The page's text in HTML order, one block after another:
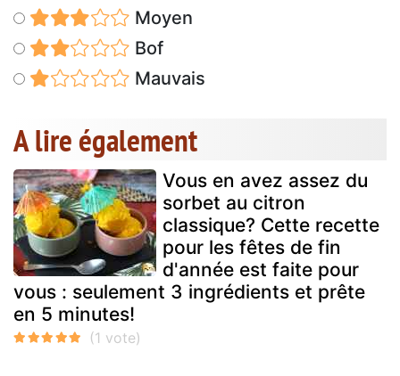
Moyen
Bof
Mauvais
A lire également
Vous en avez assez du
sorbet au citron
classique? Cette recette
pour les fêtes de fin
d'année est faite pour
vous : seulement 3 ingrédients et prête
en 5 minutes!